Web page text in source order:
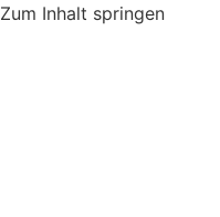
Zum Inhalt springen